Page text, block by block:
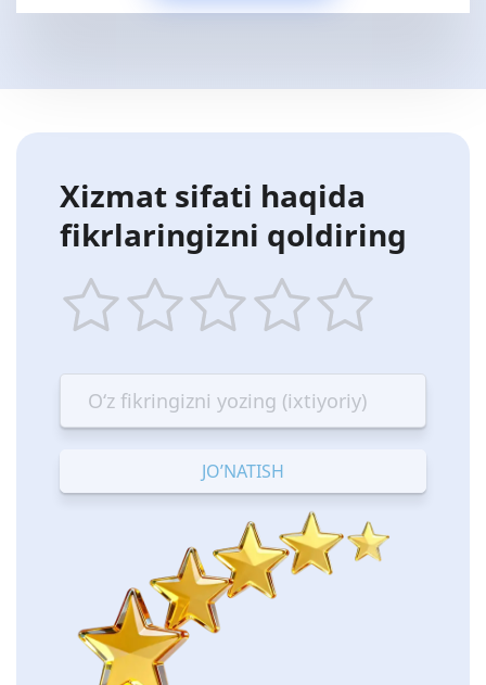
Xizmat sifati haqida
fikrlaringizni qoldiring
star
Terrible
stars
—
Bad
stars
—
OK
stars
—
Good
stars
—
Excellent